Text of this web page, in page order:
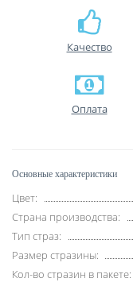
Качество
Оплата
Основные характеристики
Цвет:
Страна производства:
Тип страз:
Размер стразины:
Кол-во стразин в пакете: